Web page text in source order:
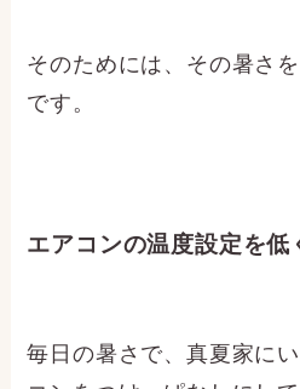
そのためには、その暑さ
です。
エアコンの温度設定を低
毎日の暑さで、真夏家に